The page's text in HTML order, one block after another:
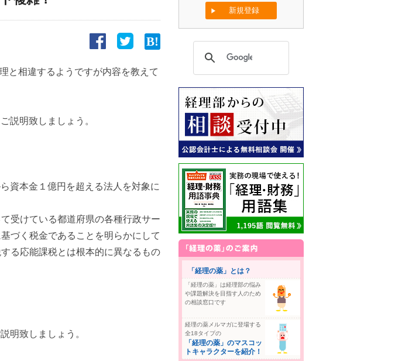
と相違するようですが内容を教えて
説明致しましょう。
資本金１億円を超える法人を対象に
受けている都道府県の各種行政サー
づく税金であることを明らかにして
る応能課税とは根本的に異なるもの
明致しましょう。
新規登録
「経理の薬」とは？
「経理の薬」は経理部の悩み
や課題解決を目指す人のため
の相談窓口です
経理の薬メルマガに登場する
全18タイプの
「経理の薬」のマスコッ
トキャラクターを紹介！